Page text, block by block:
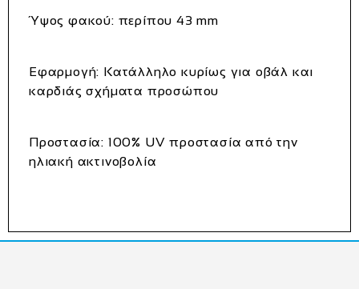
Ύψος φακού: περίπου 43 mm
Εφαρμογή: Κατάλληλο κυρίως για οβάλ και
καρδιάς σχήματα προσώπου
Προστασία: 100% UV προστασία από την
ηλιακή ακτινοβολία